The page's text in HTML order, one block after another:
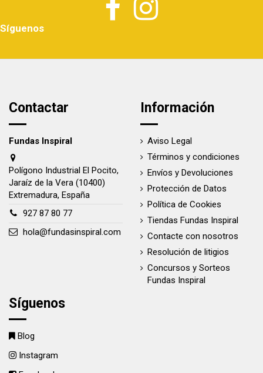
Síguenos
Contactar
Fundas Inspiral
Polígono Industrial El Pocito,
Jaraíz de la Vera (10400)
Extremadura, España
927 87 80 77
hola@fundasinspiral.com
Información
Aviso Legal
Términos y condiciones
Envíos y Devoluciones
Protección de Datos
Política de Cookies
Tiendas Fundas Inspiral
Contacte con nosotros
Resolución de litigios
Concursos y Sorteos
Fundas Inspiral
Síguenos
Blog
Instagram